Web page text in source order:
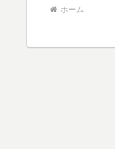
ホーム